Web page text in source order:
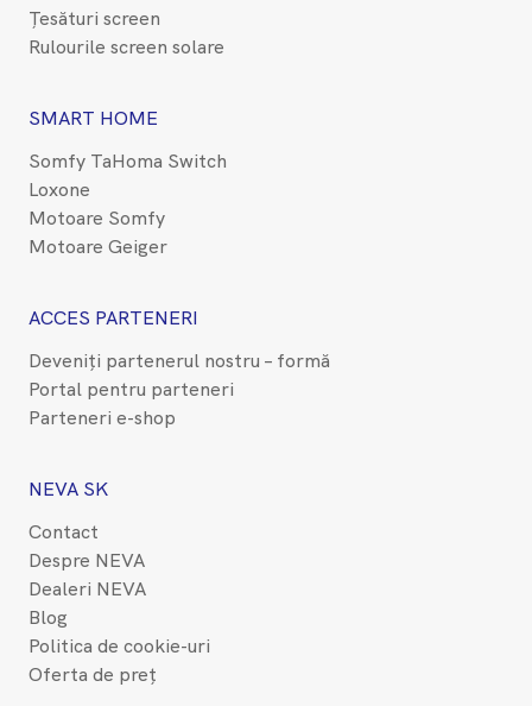
Țesături screen
Rulourile screen solare
SMART HOME
Somfy TaHoma Switch
Loxone
Motoare Somfy
Motoare Geiger
ACCES PARTENERI
Deveniți partenerul nostru – formă
Portal pentru parteneri
Parteneri e-shop
NEVA SK
Contact
Despre NEVA
Dealeri NEVA
Blog
Politica de cookie-uri
Oferta de preț